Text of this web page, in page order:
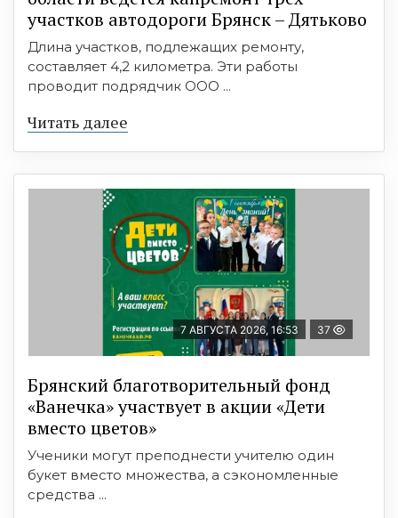
участков автодороги Брянск – Дятьково
Длина участков, подлежащих ремонту,
составляет 4,2 километра. Эти работы
проводит подрядчик ООО ...
Читать далее
7 АВГУСТА 2026, 16:53 37
Брянский благотворительный фонд
«Ванечка» участвует в акции «Дети
вместо цветов»
Ученики могут преподнести учителю один
букет вместо множества, а сэкономленные
средства ...